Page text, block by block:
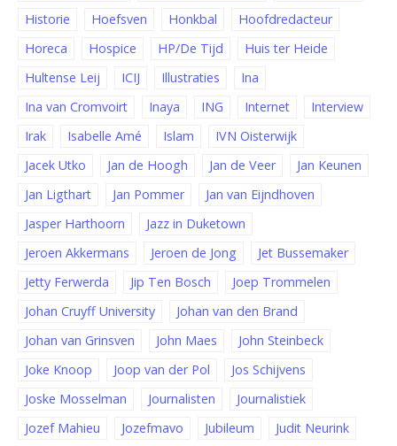
Historie
Hoefsven Honkbal
Hoofdredacteur
Horeca
Hospice HP/De Tijd
Huis ter Heide
Hultense Leij
ICIJ Illustraties
Ina
Ina van Cromvoirt
Inaya ING Internet
Interview
Irak
Isabelle Amé Islam
IVN Oisterwijk
Jacek Utko
Jan de Hoogh Jan de Veer
Jan Keunen
Jan Ligthart
Jan Pommer
Jan van Eijndhoven
Jasper Harthoorn
Jazz in Duketown
Jeroen Akkermans
Jeroen de Jong
Jet Bussemaker
Jetty Ferwerda
Jip Ten Bosch
Joep Trommelen
Johan Cruyff University
Johan van den Brand
Johan van Grinsven
John Maes
John Steinbeck
Joke Knoop
Joop van der Pol
Jos Schijvens
Joske Mosselman
Journalisten
Journalistiek
Jozef Mahieu
Jozefmavo Jubileum Judit Neurink